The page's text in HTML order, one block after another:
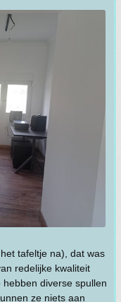
tafeltje na), dat was
redelijke kwaliteit
diverse spullen
ze niets aan